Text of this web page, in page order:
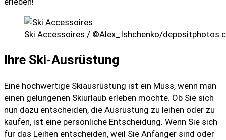
Ski Accessoires / ©Alex_Ishchenko/
Ihre Ski-Ausrüstung
Eine hochwertige Skiausrüstung ist ein Muss, wenn man
einen gelungenen Skiurlaub erleben möchte. Ob Sie sich
nun dazu entscheiden, die Ausrüstung zu leihen oder zu
kaufen, ist eine persönliche Entscheidung. Wenn Sie sich
für das Leihen entscheiden, weil Sie Anfänger sind oder